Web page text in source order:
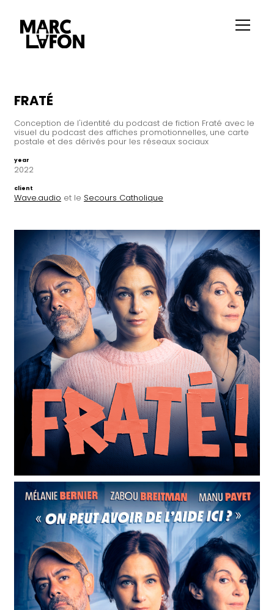
FRATÉ
Conception de l'identité du podcast de fiction Fraté avec le
visuel du podcast des affiches promotionnelles, une carte
postale et des dérivés pour les réseaux sociaux
year
2022
client
Wave.audio et le Secours Catholique